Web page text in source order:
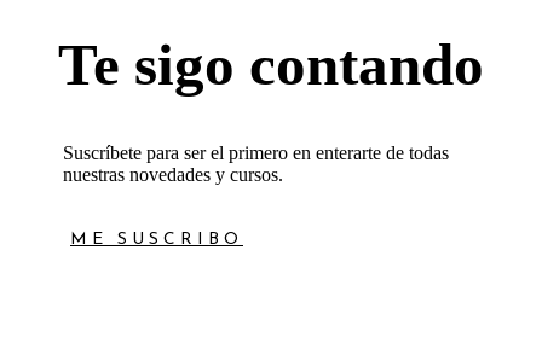
Te sigo contando
Suscríbete para ser el primero en enterarte de todas
nuestras novedades y cursos.
ME SUSCRIBO